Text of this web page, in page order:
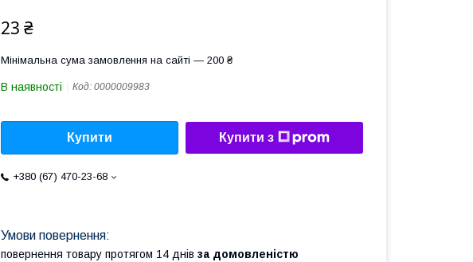
23 ₴
Мінімальна сума замовлення на сайті — 200 ₴
В наявності Код: 0000009983
Купити Купити з
+380 (67) 470-23-68
повернення товару протягом 14 днів за домовленістю